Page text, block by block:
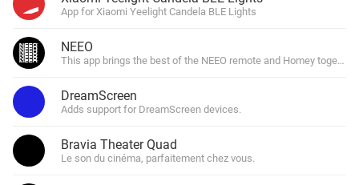
App for Xiaomi Yeelight Candela BLE Lights
NEEO
This app brings the best of the NEEO remote and Homey together.
DreamScreen
Adds support for DreamScreen devices.
Bravia Theater Quad
Le son du cinéma, parfaitement chez vous.